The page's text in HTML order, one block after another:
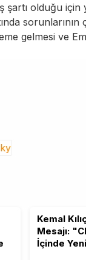
olduğu için
gelmesi ve
Kemal
Mesajı:
İçinde